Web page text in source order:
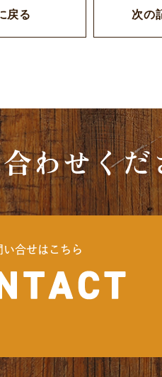
戻る 次の
わせくだ
い合せはこちら